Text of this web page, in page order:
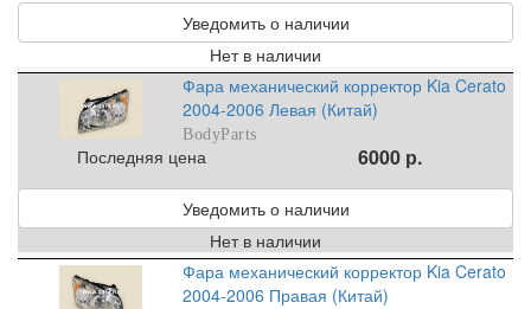
Уведомить о наличии
Нет в наличии
Фара механический корректор Kia Cerato
2004-2006 Левая (Китай)
BodyParts
Последняя цена 6000 р.
Уведомить о наличии
Нет в наличии
Фара механический корректор Kia Cerato
2004-2006 Правая (Китай)